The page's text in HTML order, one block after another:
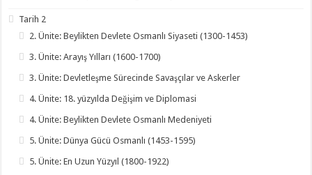
Tarih 2
2. Ünite: Beylikten Devlete Osmanlı Siyaseti (1300-1453)
3. Ünite: Arayış Yılları (1600-1700)
3. Ünite: Devletleşme Sürecinde Savaşçılar ve Askerler
4. Ünite: 18. yüzyılda Değişim ve Diplomasi
4. Ünite: Beylikten Devlete Osmanlı Medeniyeti
5. Ünite: Dünya Gücü Osmanlı (1453-1595)
5. Ünite: En Uzun Yüzyıl (1800-1922)